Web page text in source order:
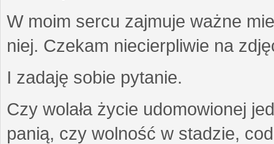
W moim sercu zajmuje ważne
niej. Czekam niecierpliwie na
I zadaję sobie pytanie.
Czy wolała życie udomowionej
panią, czy wolność w stadzie,